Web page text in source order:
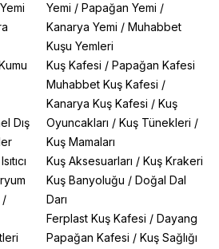
Dış
/
Yemi / Papağan Yemi /
Kanarya Yemi / Muhabbet
Kuşu Yemleri
Kuş Kafesi / Papağan Kafesi
Muhabbet Kuş Kafesi /
Kanarya Kuş Kafesi / Kuş
Oyuncakları / Kuş Tünekleri /
Kuş Mamaları
Kuş Aksesuarları / Kuş Krakeri
Kuş Banyoluğu / Doğal Dal
Darı
Ferplast Kuş Kafesi / Dayang
Papağan Kafesi / Kuş Sağlığı